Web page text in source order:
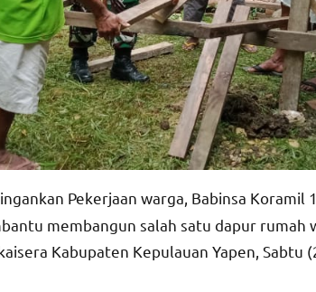
Pekerjaan warga, Babinsa Koramil
membangun salah satu dapur rumah
Kabupaten Kepulauan Yapen, Sabtu